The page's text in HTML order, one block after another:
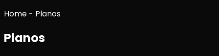
Home - Planos
Planos